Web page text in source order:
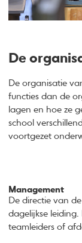
De
De organisatie
functies dan de
lagen en hoe ze
school
voortgezet
Management
De directie van
dagelijkse
teamleiders of